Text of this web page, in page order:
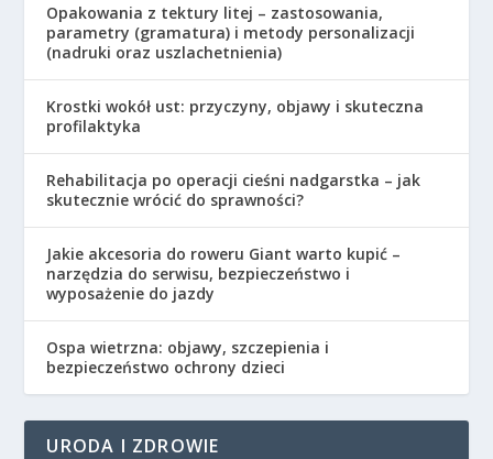
Opakowania z tektury litej – zastosowania,
parametry (gramatura) i metody personalizacji
(nadruki oraz uszlachetnienia)
Krostki wokół ust: przyczyny, objawy i skuteczna
profilaktyka
Rehabilitacja po operacji cieśni nadgarstka – jak
skutecznie wrócić do sprawności?
Jakie akcesoria do roweru Giant warto kupić –
narzędzia do serwisu, bezpieczeństwo i
wyposażenie do jazdy
Ospa wietrzna: objawy, szczepienia i
bezpieczeństwo ochrony dzieci
URODA I ZDROWIE